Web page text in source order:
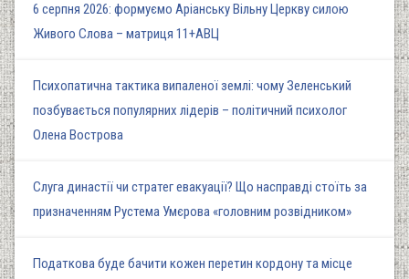
6 серпня 2026: формуємо Аріанську Вільну Церкву силою
Живого Слова – матриця 11+АВЦ
Психопатична тактика випаленої землі: чому Зеленський
позбувається популярних лідерів – політичний психолог
Олена Вострова
Слуга династії чи стратег евакуації? Що насправді стоїть за
призначенням Рустема Умєрова «головним розвідником»
Податкова буде бачити кожен перетин кордону та місце